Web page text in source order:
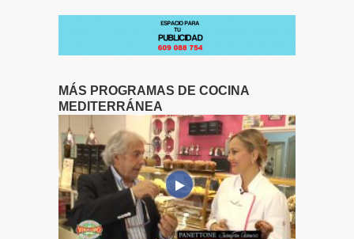
MÁS PROGRAMAS DE COCINA
MEDITERRÁNEA